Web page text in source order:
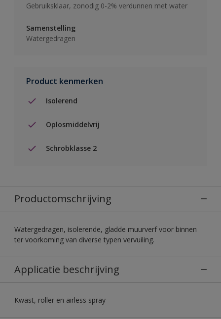
Gebruiksklaar, zonodig 0-2% verdunnen met water
Samenstelling
Watergedragen
Product kenmerken
Isolerend
Oplosmiddelvrij
Schrobklasse 2
Productomschrijving
Watergedragen, isolerende, gladde muurverf voor binnen
ter voorkoming van diverse typen vervuiling.
Applicatie beschrijving
Kwast, roller en airless spray